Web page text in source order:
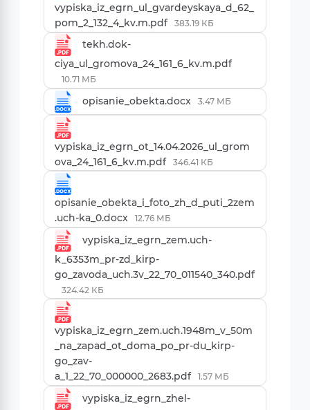
vypiska_iz_egrn_ul_gvardeyskaya_d_62_
pom_2_132_4_kv.m.pdf
383.19 КБ
tekh.dok-
ciya_ul_gromova_24_161_6_kv.m.pdf
10.71 МБ
opisanie_obekta.docx 3.47 МБ
vypiska_iz_egrn_ot_14.04.2026_ul_grom
ova_24_161_6_kv.m.pdf
346.41 КБ
opisanie_obekta_i_foto_zh_d_puti_2zem
.uch-ka_0.docx
12.76 МБ
vypiska_iz_egrn_zem.uch-
k_6353m_pr-zd_kirp-
go_zavoda_uch.3v_22_70_011540_340.pdf
324.42 КБ
vypiska_iz_egrn_zem.uch.1948m_v_50m
_na_zapad_ot_doma_po_pr-du_kirp-
go_zav-
a_1_22_70_000000_2683.pdf
1.57 МБ
vypiska_iz_egrn_zhel-